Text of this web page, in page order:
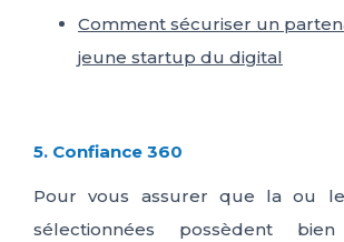
Comment sécuriser un
jeune startup du digital
5. Confiance 360
Pour vous assurer que la ou
sélectionnées possèdent